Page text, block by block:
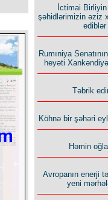
İctimai Birliyin
şəhidlərimizin əziz
ediblər
Rumıniya
heyəti
Təbrik
Köhnə bir şəhəri
Həmin
Avropanın enerji
yeni